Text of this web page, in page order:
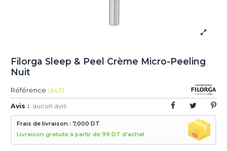
Filorga Sleep & Peel Crème Micro-Peeling
Nuit
Référence : 6433
Avis : aucun avis
Frais de livraison : 7,000 DT
Livraison gratuite à partir de 99 DT d'achat